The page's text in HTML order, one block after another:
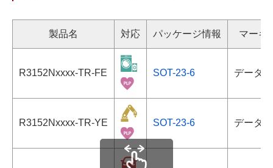
製品名 対応 パッケージ情報 マーキ
R3152Nxxxx-TR-FE SOT-23-6 データ
R3152Nxxxx-TR-YE SOT-23-6 データ